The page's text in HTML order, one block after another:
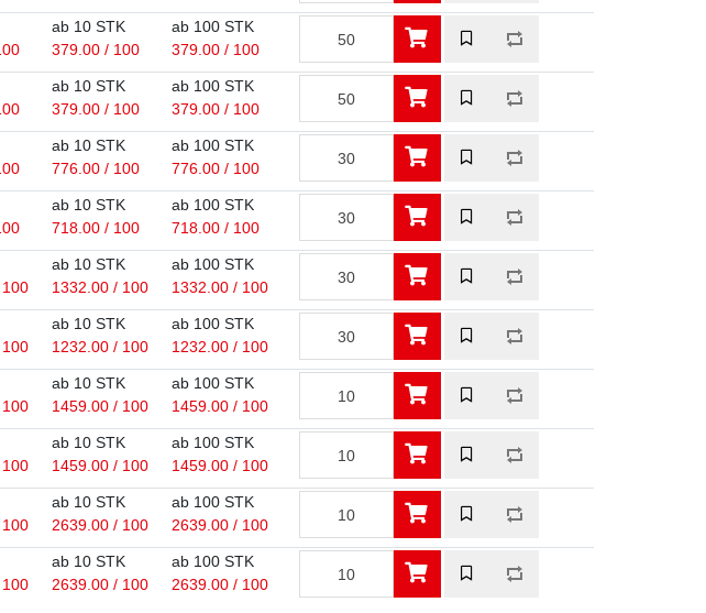
ab 10 STK
379.00 / 100
ab 100 STK
379.00 / 100
ab 10 STK
379.00 / 100
ab 100 STK
379.00 / 100
ab 10 STK
776.00 / 100
ab 100 STK
776.00 / 100
ab 10 STK
718.00 / 100
ab 100 STK
718.00 / 100
ab 10 STK
1332.00 / 100
ab 100 STK
1332.00 / 100
ab 10 STK
1232.00 / 100
ab 100 STK
1232.00 / 100
ab 10 STK
1459.00 / 100
ab 100 STK
1459.00 / 100
ab 10 STK
1459.00 / 100
ab 100 STK
1459.00 / 100
ab 10 STK
2639.00 / 100
ab 100 STK
2639.00 / 100
ab 10 STK
2639.00 / 100
ab 100 STK
2639.00 / 100